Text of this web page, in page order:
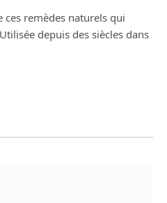
ces remèdes naturels qui
depuis des siècles dans